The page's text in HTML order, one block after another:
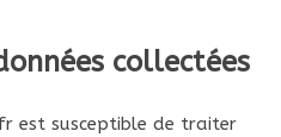
collectées
est susceptible de traiter